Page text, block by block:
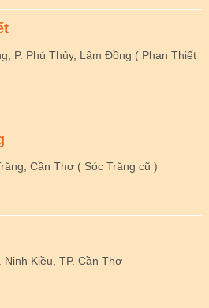
P. Phú Thủy, Lâm Đồng ( Phan Thiết
Cần Thơ ( Sóc Trăng cũ )
Ninh Kiều, TP. Cần Thơ